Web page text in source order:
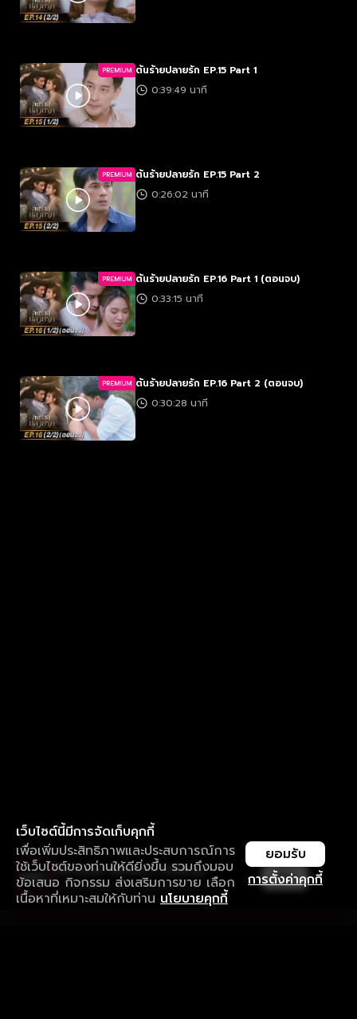
PREMIUM ต้นร้ายปลายรัก EP.15 Part 1
0:39:49 นาที
PREMIUM ต้นร้ายปลายรัก EP.15 Part 2
0:26:02 นาที
PREMIUM ต้นร้ายปลายรัก EP.16 Part 1 (ตอนจบ)
0:33:15 นาที
PREMIUM ต้นร้ายปลายรัก EP.16 Part 2 (ตอนจบ)
0:30:28 นาที
เว็บไซต์นี้มีการจัดเก็บคุกกี้
เพื่อเพิ่มประสิทธิภาพและประสบการณ์การ
ใช้เว็บไซต์ของท่านให้ดียิ่งขึ้น รวมถึงมอบ
ข้อเสนอ กิจกรรม ส่งเสริมการขาย เลือก
เนื้อหาที่เหมาะสมให้กับท่าน นโยบายคุกกี้
การตั้งค่าคุกกี้
ยอมรับ
ใช้งานแอป ลื่นไหลกว่า ไม่มีสะดุด
ดาวน์โหลดแอปเพื่อการรับชมที่ดีกว่า เปิด